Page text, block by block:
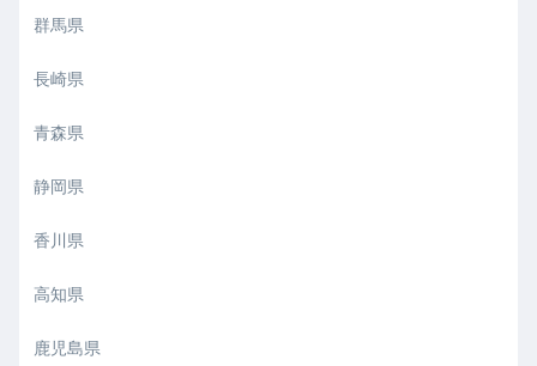
群馬県
長崎県
青森県
静岡県
香川県
高知県
鹿児島県